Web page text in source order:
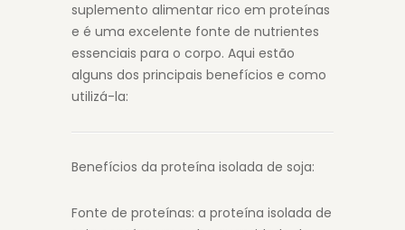
suplemento alimentar rico em proteínas
e é uma excelente fonte de nutrientes
essenciais para o corpo. Aqui estão
alguns dos principais benefícios e como
utilizá-la:
Benefícios da proteína isolada de soja:
Fonte de proteínas: a proteína isolada de